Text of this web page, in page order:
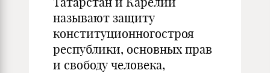
называют защиту
конституционногостроя
республики, основных прав
и свободу человека,